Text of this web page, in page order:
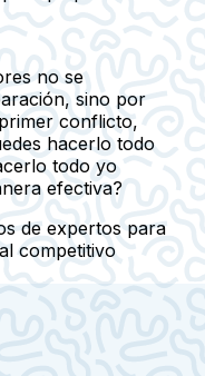
no se
sino por
conflicto,
hacerlo todo
todo yo
efectiva?
de expertos para
competitivo